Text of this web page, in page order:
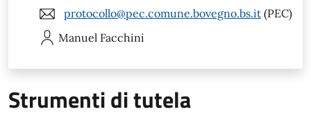
protocollo@pec.comune.bovegno.bs.it (PEC)
Manuel Facchini
Strumenti di tutela